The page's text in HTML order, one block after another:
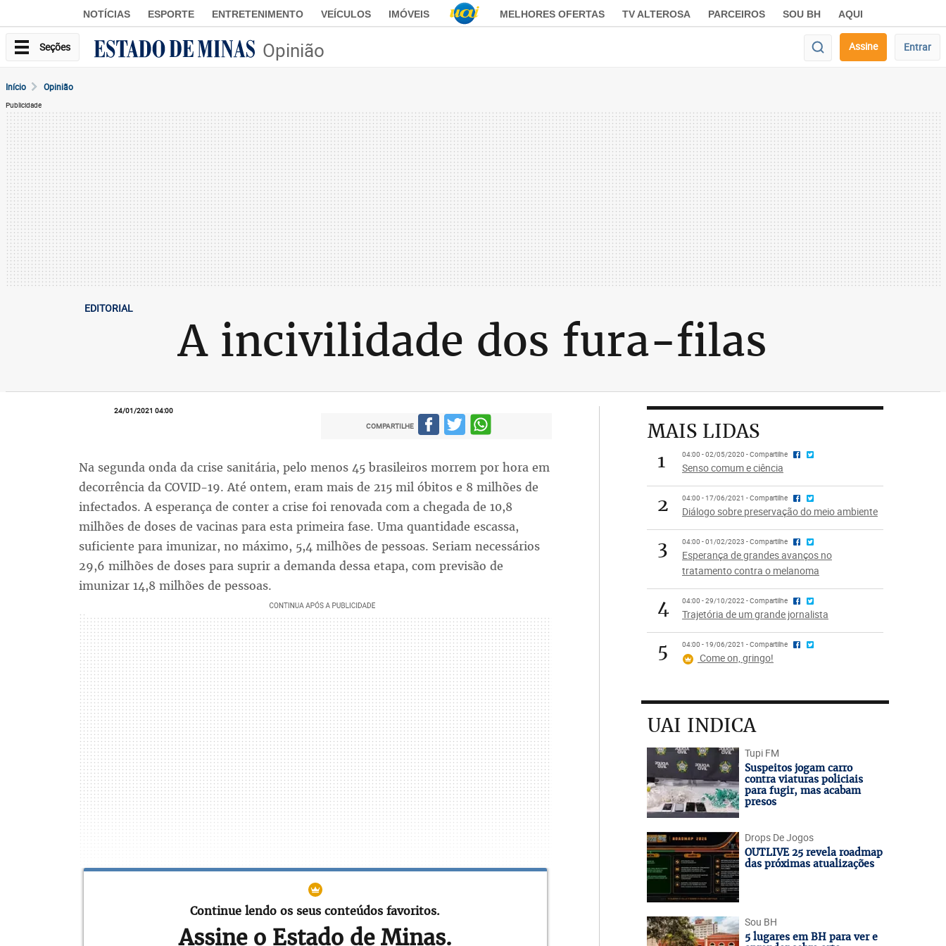
NOTÍCIAS ESPORTE ENTRETENIMENTO VEÍCULOS IMÓVEIS MELHORES OFERTAS TV ALTEROSA PARCEIROS SOU BH AQUI
Seções Opinião Assine Entrar
Início Opinião
Publicidade
EDITORIAL
A incivilidade dos fura-filas
24/01/2021 04:00
COMPARTILHE
Na segunda onda da crise sanitária, pelo menos 45 brasileiros morrem por hora em
decorrência da COVID-19. Até ontem, eram mais de 215 mil óbitos e 8 milhões de
infectados. A esperança de conter a crise foi renovada com a chegada de 10,8
milhões de doses de vacinas para esta primeira fase. Uma quantidade escassa,
suficiente para imunizar, no máximo, 5,4 milhões de pessoas. Seriam necessários
29,6 milhões de doses para suprir a demanda dessa etapa, com previsão de
imunizar 14,8 milhões de pessoas.
Continue lendo os seus conteúdos favoritos.
Assine o Estado de Minas.
MAIS LIDAS
1
04:00 - 02/05/2020 - Compartilhe
Senso comum e ciência
2 04:00 - 17/06/2021 - Compartilhe
Diálogo sobre preservação do meio ambiente
3 04:00 - 01/02/2023 - Compartilhe
Esperança de grandes avanços no
tratamento contra o melanoma
4 04:00 - 29/10/2022 - Compartilhe
Trajetória de um grande jornalista
5 04:00 - 19/06/2021 - Compartilhe
Come on, gringo!
UAI INDICA
Tupi FM
Suspeitos jogam carro
contra viaturas policiais
para fugir, mas acabam
presos
Drops De Jogos
OUTLIVE 25 revela roadmap
das próximas atualizações
Sou BH
5 lugares em BH para ver e